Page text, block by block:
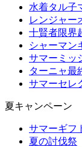
水着タル子
レンジャー
十賢者限界
シャーマン
サマーミッ
ターニャ最
サマーセレ
夏キャンペーン
サマーギフ
夏の討伐祭